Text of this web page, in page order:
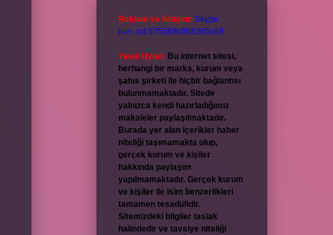
Reklam ve İletişim: Skype:
live:.cid.575569c608265c69
Yasal Uyarı: Bu internet sitesi,
herhangi bir marka, kurum veya
şahıs şirketi ile hiçbir bağlantısı
bulunmamaktadır. Sitede
yalnızca kendi hazırladığımız
makaleler paylaşılmaktadır.
Burada yer alan içerikler haber
niteliği taşımamakta olup,
gerçek kurum ve kişiler
hakkında paylaşım
yapılmamaktadır. Gerçek kurum
ve kişiler ile isim benzerlikleri
tamamen tesadüfidir.
Sitemizdeki bilgiler taslak
halindedir ve tavsiye niteliği